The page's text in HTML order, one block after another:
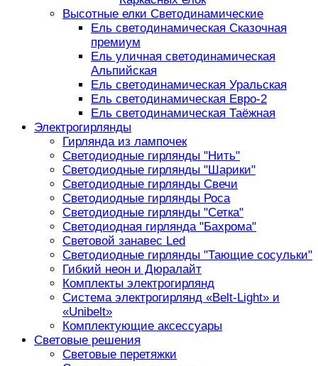
Высотные елки Светодинамические
Ель светодинамическая Сказочная
премиум
Ель уличная светодинамическая
Альпийская
Ель светодинамическая Уральская
Ель светодинамическая Евро-2
Ель светодинамическая Таёжная
Электрогирлянды
Гирлянда из лампочек
Светодиодные гирлянды "Нить"
Светодиодные гирлянды "Шарики"
Светодиодные гирлянды Свечи
Светодиодные гирлянды Роса
Светодиодные гирлянды "Сетка"
Светодиодная гирлянда "Бахрома"
Световой занавес Led
Светодиодные гирлянды "Тающие сосульки"
Гибкий неон и Дюралайт
Комплекты электрогирлянд
Система электрогирлянд «Belt-Light» и
«Unibelt»
Комплектующие аксессуары
Световые решения
Световые перетяжки